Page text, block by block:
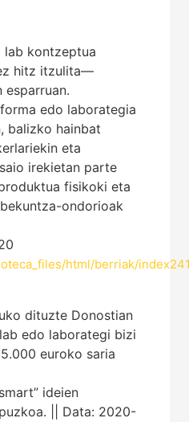
lab kontzeptua
hitz itzulita—
esparruan.
edo laborategia
balizko hainbat
eta
irekietan parte
fisikoki eta
ondorioak
html/berriak/
dituzte Donostian
edo laborategi bizi
euroko saria
ideien
|| Data: 2020-